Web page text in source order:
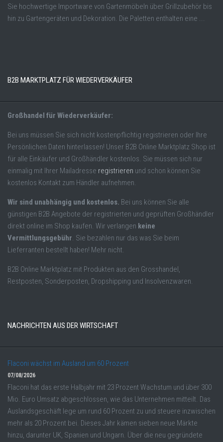
Sie hochwertige Importware von Gartenmöbeln über Grillzubehör bis
hin zu Gartengeräten und Dekoration. Die Paletten enthalten eine ...
B2B MARKTPLATZ FÜR WIEDERVERKÄUFER
Großhandel für Wiederverkäufer:
Bei uns müssen Sie sich nicht kostenpflichtig registrieren oder Ihre
Persönlichen Daten hinterlassen! Unser B2B Online Marktplatz Shop ist
für alle Einkäufer und Großhändler kostenlos. Sie müssen sich nur
einmalig mit Ihrer Mailadresse registrieren und schon können Sie
kostenlos Kontakt zum Händler aufnehmen.
Wir sind unabhängig und kostenlos. Bei uns können Sie alle
günstigen B2B Angebote der registrierten und geprüften Großhändler
direkt online im Shop kaufen. Wir verlangen keine
Vermittlungsgebühr. Sie bezahlen nur das was Sie beim
Lieferranten bestellt haben! Mehr nicht.
B2B Online Marktplatz mit Produkten aus den Grosshandel,
Restposten, Sonderposten, Dropshipping und Insolvenzwaren.
NACHRICHTEN AUS DER WIRTSCHAFT
Flaconi wächst im Ausland um 60 Prozent
07/08/2026
Flaconi hat das erste Halbjahr mit 23 Prozent Wachstum und über 300
Mio. Euro Umsatz abgeschlossen, wie das Unternehmen mitteilt. Das
Auslandsgeschäft lege um rund 60 Prozent zu und steuere inzwischen
mehr als 20 Prozent bei. Dieses Jahr kämen sieben neue Märkte
hinzu, darunter UK, Spanien und Ungarn. Über die neu gegründete